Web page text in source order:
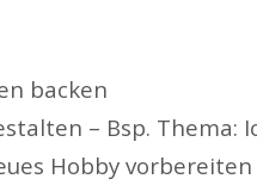
backen
– Bsp. Thema:
Hobby